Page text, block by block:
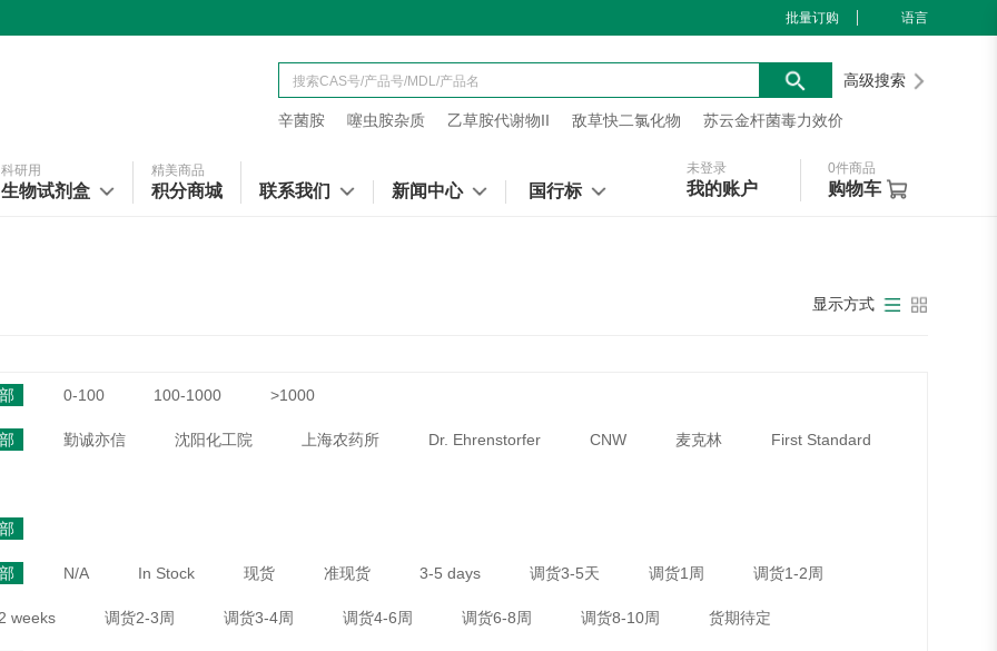
批量订购 语言
高级搜索
辛菌胺 噻虫胺杂质 乙草胺代谢物II 敌草快二氯化物 苏云金杆菌毒力效价
科研用
生物试剂盒
精美商品
积分商城 联系我们 新闻中心 国行标
未登录
我的账户
0件商品
购物车
显示方式
0-100 100-1000 >1000
勤诚亦信 沈阳化工院 上海农药所 Dr. Ehrenstorfer CNW 麦克林 First Standard
N/A In Stock 现货 准现货 3-5 days 调货3-5天 调货1周 调货1-2周
weeks 调货2-3周 调货3-4周 调货4-6周 调货6-8周 调货8-10周 货期待定